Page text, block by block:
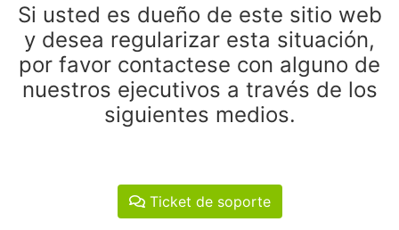
Si usted es dueño de este sitio web
y desea regularizar esta situación,
por favor contactese con alguno de
nuestros ejecutivos a través de los
siguientes medios.
Ticket de soporte